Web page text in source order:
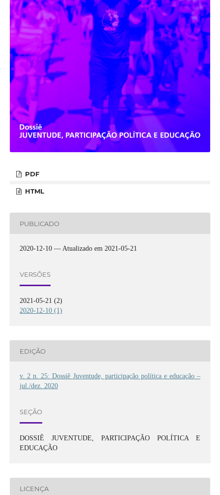
PDF
HTML
PUBLICADO
2020-12-10 — Atualizado em 2021-05-21
VERSÕES
2021-05-21 (2)
2020-12-10 (1)
EDIÇÃO
v. 2 n. 25: Dossiê Juventude, participação política e educação –
jul./dez. 2020
SEÇÃO
DOSSIÊ JUVENTUDE, PARTICIPAÇÃO POLÍTICA E
EDUCAÇÃO
LICENÇA